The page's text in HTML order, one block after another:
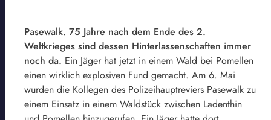
Pasewalk. 75 Jahre nach dem Ende des 2.
Weltkrieges sind dessen Hinterlassenschaften immer
noch da. Ein Jäger hat jetzt in einem Wald bei Pomellen
einen wirklich explosiven Fund gemacht. Am 6. Mai
wurden die Kollegen des Polizeihauptreviers Pasewalk zu
einem Einsatz in einem Waldstück zwischen Ladenthin